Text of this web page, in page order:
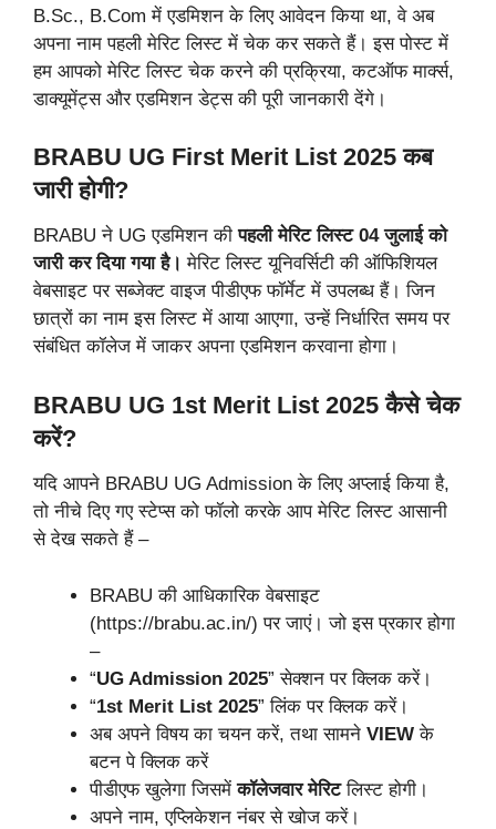
B.Sc., B.Com में एडमिशन के लिए आवेदन किया था, वे अब
अपना नाम पहली मेरिट लिस्ट में चेक कर सकते हैं। इस पोस्ट में
हम आपको मेरिट लिस्ट चेक करने की प्रक्रिया, कटऑफ मार्क्स,
डाक्यूमेंट्स और एडमिशन डेट्स की पूरी जानकारी देंगे।
BRABU UG First Merit List 2025 कब
जारी होगी?
BRABU ने UG एडमिशन कीपहली मेरिट लिस्ट 04 जुलाई को
जारी कर दिया गया है। मेरिट लिस्ट यूनिवर्सिटी की ऑफिशियल
वेबसाइट पर सब्जेक्ट वाइज पीडीएफ फॉर्मेट में उपलब्ध हैं। जिन
छात्रों का नाम इस लिस्ट में आया आएगा, उन्हें निर्धारित समय पर
संबंधित कॉलेज में जाकर अपना एडमिशन करवाना होगा।
BRABU UG 1st Merit List 2025 कैसे चेक
करें?
यदि आपने BRABU UG Admission के लिए अप्लाई किया है,
तो नीचे दिए गए स्टेप्स को फॉलो करके आप मेरिट लिस्ट आसानी
से देख सकते हैं –
BRABU की आधिकारिक वेबसाइट
(https://brabu.ac.in/) पर जाएं। जो इस प्रकार होगा
–
“UG Admission 2025” सेक्शन पर क्लिक करें।
“1st Merit List 2025” लिंक पर क्लिक करें।
अब अपने विषय का चयन करें, तथा सामने VIEW के
बटन पे क्लिक करें
पीडीएफ खुलेगा जिसमेंकॉलेजवार मेरिटलिस्ट होगी।
अपने नाम, एप्लिकेशन नंबर से खोज करें।